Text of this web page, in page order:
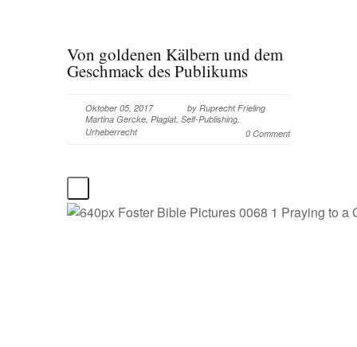
Von goldenen Kälbern und dem
Geschmack des Publikums
Oktober 05, 2017 by Ruprecht Frieling
Martina Gercke, Plagiat, Self-Publishing,
Urheberrecht
0 Comment